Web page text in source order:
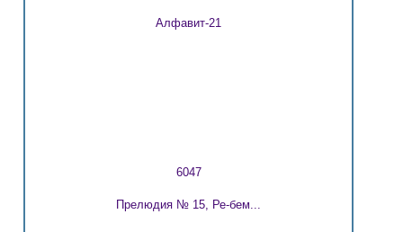
Алфавит-21
6047
Прелюдия № 15, Ре-бем...